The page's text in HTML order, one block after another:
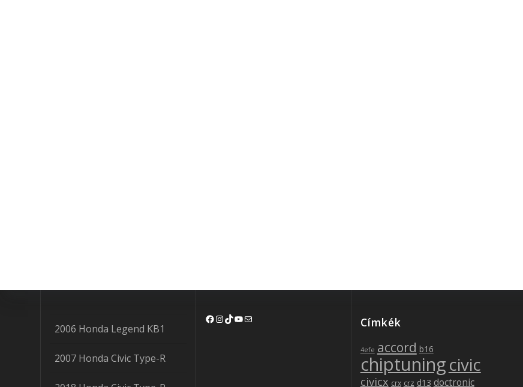
2006 Honda Legend KB1
2007 Honda Civic Type-R
Facebook
Instagram
TikTok
YouTube
Mail Címkék
4efe accord b16
chiptuningcivic
civicx crx crz d13 doctronic